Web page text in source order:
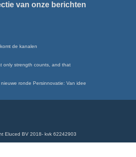
van onze berichten
de kanalen
only strength counts, and that
ronde Persinnovatie: Van idee
Eluced BV 2018- kvk 62242903